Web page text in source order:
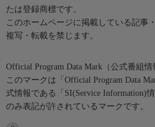
たは登録商標です。
このホームページに掲載している記事
複写・転載を禁じます。
Official Program Data Mark（公式番組情
このマークは「Official Program Data
式情報である「SI(Service Information)
のみ表記が許されているマークです。